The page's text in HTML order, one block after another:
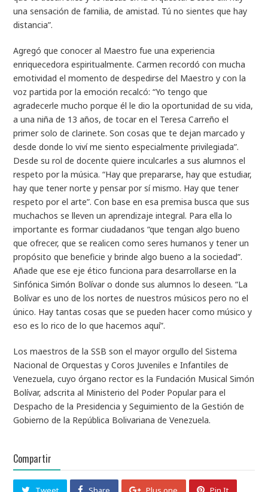
una sensación de familia, de amistad. Tú no sientes que hay
distancia”.
Agregó que conocer al Maestro fue una experiencia
enriquecedora espiritualmente. Carmen recordó con mucha
emotividad el momento de despedirse del Maestro y con la
voz partida por la emoción recalcó: “Yo tengo que
agradecerle mucho porque él le dio la oportunidad de su vida,
a una niña de 13 años, de tocar en el Teresa Carreño el
primer solo de clarinete. Son cosas que te dejan marcado y
desde donde lo viví me siento especialmente privilegiada”.
Desde su rol de docente quiere inculcarles a sus alumnos el
respeto por la música. “Hay que prepararse, hay que estudiar,
hay que tener norte y pensar por sí mismo. Hay que tener
respeto por el arte”. Con base en esa premisa busca que sus
muchachos se lleven un aprendizaje integral. Para ella lo
importante es formar ciudadanos “que tengan algo bueno
que ofrecer, que se realicen como seres humanos y tener un
propósito que beneficie y brinde algo bueno a la sociedad”.
Añade que ese eje ético funciona para desarrollarse en la
Sinfónica Simón Bolívar o donde sus alumnos lo deseen. “La
Bolívar es uno de los nortes de nuestros músicos pero no el
único. Hay tantas cosas que se pueden hacer como músico y
eso es lo rico de lo que hacemos aquí”.
Los maestros de la SSB son el mayor orgullo del Sistema
Nacional de Orquestas y Coros Juveniles e Infantiles de
Venezuela, cuyo órgano rector es la Fundación Musical Simón
Bolívar, adscrita al Ministerio del Poder Popular para el
Despacho de la Presidencia y Seguimiento de la Gestión de
Gobierno de la República Bolivariana de Venezuela.
Compartir